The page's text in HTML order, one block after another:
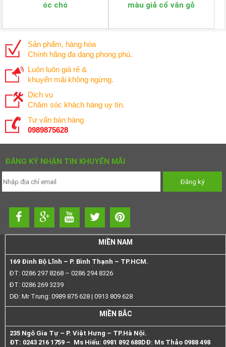
óc chó
màu giả cổ vân gỗ
Sản phẩm, hàng hóa
Chính hãng đa dạng phong phú.
Luôn luôn giá rẻ &
khuyến mãi không ngừng.
Dịch vụ
Chăm sóc khách hàng uy tín.
Tư vấn bán hàng
0989875628
ĐĂNG KÝ NHẬN TIN KHUYẾN MÃI
MIỀN NAM
169 Đinh Bộ Lĩnh – P. Bình Thạnh – TP.HCM.
ĐT: 0286 297 8268 – 0286 294 8326
ĐT: 0286 269 3239
DĐ: Mr Trung: 0989 875 628 | 0913 809 628
MIỀN BẮC
235 Ngô Gia Tự – P. Việt Hưng – TP.Hà Nội.
ĐT: 0243 216 1759 – Ms Hiếu: 0981 892 688DĐ: Ms Thảo 0988 498